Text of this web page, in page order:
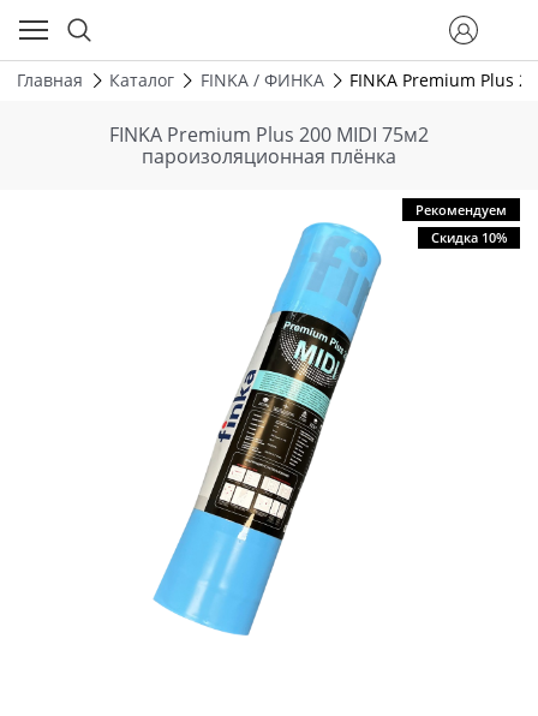
Главная Каталог FINKA / ФИНКА FINKA Premium Plus
FINKA Premium Plus 200 MIDI 75м2
пароизоляционная плёнка
Рекомендуем
Скидка 10%